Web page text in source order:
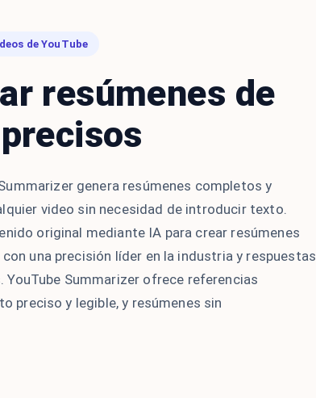
de YouTube
resúmenes de
genera resúmenes completos y
video sin necesidad de introducir texto.
original mediante IA para crear resúmenes
una precisión líder en la industria y respuestas
YouTube Summarizer ofrece referencias
preciso y legible, y resúmenes sin